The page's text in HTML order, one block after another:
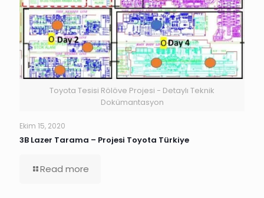
Toyota Tesisi Rölöve Projesi - Detaylı Teknik
Dokümantasyon
Ekim 15, 2020
3B Lazer Tarama – Projesi Toyota Türkiye
Read more